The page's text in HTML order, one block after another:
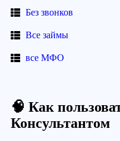
Без звонков
Все займы
все МФО
🧠 Как
Консультантом